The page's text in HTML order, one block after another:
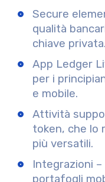
Secure
qualità
chiave privata.
App Ledger
per i
e mobile.
Attività
token, che lo
più versatili.
Integrazioni
portafogli